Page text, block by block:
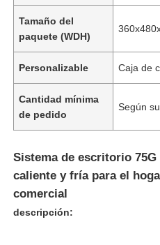
Control de Calidad
Contacto
noticias
Sistemas de RO
Ablandador de agua
Tamaño del
paquete (WDH)
Personalizable Caja de
Cantidad mínima
de pedido
Según
Sistema de escritorio
caliente y fría para el
comercial
descripción: